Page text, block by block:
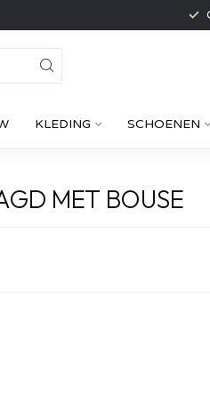
KLEDING SCHOENEN
MET BOUSE